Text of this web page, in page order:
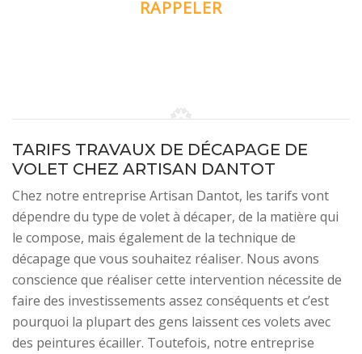
TARIFS TRAVAUX DE DÉCAPAGE DE
VOLET CHEZ ARTISAN DANTOT
Chez notre entreprise Artisan Dantot, les tarifs vont
dépendre du type de volet à décaper, de la matière qui
le compose, mais également de la technique de
décapage que vous souhaitez réaliser. Nous avons
conscience que réaliser cette intervention nécessite de
faire des investissements assez conséquents et c’est
pourquoi la plupart des gens laissent ces volets avec
des peintures écailler. Toutefois, notre entreprise